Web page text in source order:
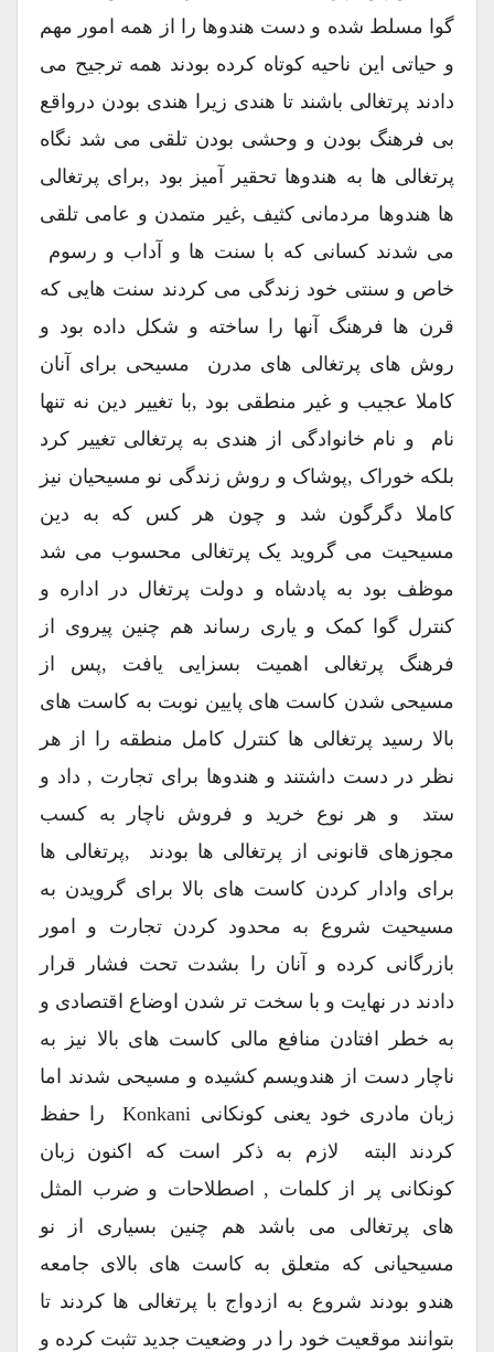
گوا مسلط شده و دست هندوها را از همه امور مهم
و حیاتی این ناحیه کوتاه کرده بودند همه ترجیح می
دادند پرتغالی باشند تا هندی زیرا هندی بودن درواقع
بی فرهنگ بودن و وحشی بودن تلقی می شد نگاه
پرتغالی ها به هندوها تحقیر آمیز بود ,برای پرتغالی
ها هندوها مردمانی کثیف ,غیر متمدن و عامی تلقی
می شدند کسانی که با سنت ها و آداب و رسوم
خاص و سنتی خود زندگی می کردند سنت هایی که
قرن ها فرهنگ آنها را ساخته و شکل داده بود و
روش های پرتغالی های مدرن مسیحی برای آنان
کاملا عجیب و غیر منطقی بود ,با تغییر دین نه تنها
نام و نام خانوادگی از هندی به پرتغالی تغییر کرد
بلکه خوراک ,پوشاک و روش زندگی نو مسیحیان نیز
کاملا دگرگون شد و چون هر کس که به دین
مسیحیت می گروید یک پرتغالی محسوب می شد
موظف بود به پادشاه و دولت پرتغال در اداره و
کنترل گوا کمک و یاری رساند هم چنین پیروی از
فرهنگ پرتغالی اهمیت بسزایی یافت ,پس از
مسیحی شدن کاست های پایین نوبت به کاست های
بالا رسید پرتغالی ها کنترل کامل منطقه را از هر
نظر در دست داشتند و هندوها برای تجارت , داد و
ستد و هر نوع خرید و فروش ناچار به کسب
مجوزهای قانونی از پرتغالی ها بودند ,پرتغالی ها
برای وادار کردن کاست های بالا برای گرویدن به
مسیحیت شروع به محدود کردن تجارت و امور
بازرگانی کرده و آنان را بشدت تحت فشار قرار
دادند در نهایت و با سخت تر شدن اوضاع اقتصادی و
به خطر افتادن منافع مالی کاست های بالا نیز به
ناچار دست از هندویسم کشیده و مسیحی شدند اما
زبان مادری خود یعنی کونکانی Konkani را حفظ
کردند البته لازم به ذکر است که اکنون زبان
کونکانی پر از کلمات , اصطلاحات و ضرب المثل
های پرتغالی می باشد هم چنین بسیاری از نو
مسیحیانی که متعلق به کاست های بالای جامعه
هندو بودند شروع به ازدواج با پرتغالی ها کردند تا
بتوانند موقعیت خود را در وضعیت جدید تثبت کرده و